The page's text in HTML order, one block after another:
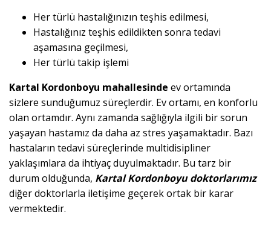
Her türlü hastalığınızın teşhis edilmesi,
Hastalığınız teşhis edildikten sonra tedavi
aşamasına geçilmesi,
Her türlü takip işlemi
Kartal Kordonboyu mahallesinde ev ortamında
sizlere sunduğumuz süreçlerdir. Ev ortamı, en konforlu
olan ortamdır. Aynı zamanda sağlığıyla ilgili bir sorun
yaşayan hastamız da daha az stres yaşamaktadır. Bazı
hastaların tedavi süreçlerinde multidisipliner
yaklaşımlara da ihtiyaç duyulmaktadır. Bu tarz bir
durum olduğunda, Kartal Kordonboyu doktorlarımız
diğer doktorlarla iletişime geçerek ortak bir karar
vermektedir.